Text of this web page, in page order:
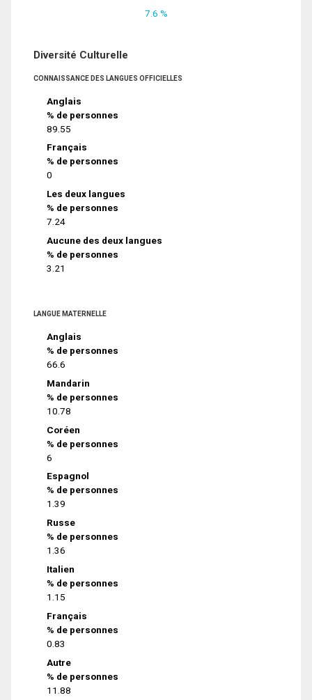
7.6 %
Diversité Culturelle
CONNAISSANCE DES LANGUES OFFICIELLES
Anglais
% de personnes
89.55
Français
% de personnes
0
Les deux langues
% de personnes
7.24
Aucune des deux langues
% de personnes
3.21
LANGUE MATERNELLE
Anglais
% de personnes
66.6
Mandarin
% de personnes
10.78
Coréen
% de personnes
6
Espagnol
% de personnes
1.39
Russe
% de personnes
1.36
Italien
% de personnes
1.15
Français
% de personnes
0.83
Autre
% de personnes
11.88